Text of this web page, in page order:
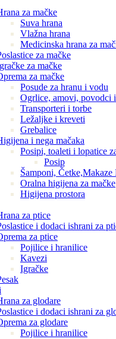
za mačke
Suva hrana
Vlažna hrana
Medicinska hrana za
za mačke
za mačke
za mačke
Posude za hranu i vodu
Ogrlice, amovi, povodci
Transporteri i torbe
Ležaljke i kreveti
Grebalice
i nega mačaka
Posipi, toaleti i lopatice
Posip
Šamponi,
Oralna higijena za mačke
Higijena prostora
za ptice
i dodaci ishrani za
za ptice
Pojilice i hranilice
Kavezi
Igračke
za glodare
i dodaci ishrani za
za glodare
Pojilice i hranilice